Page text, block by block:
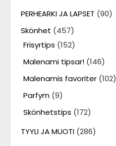
PERHEARKI JA LAPSET (90)
Skönhet (457)
Frisyrtips (152)
Malenami tipsar! (146)
Malenamis favoriter (102)
Parfym (9)
Skönhetstips (172)
TYYLI JA MUOTI (286)